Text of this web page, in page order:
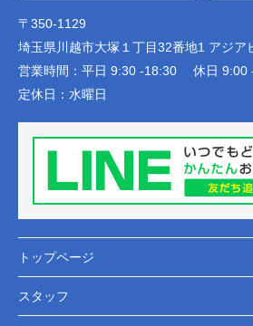
〒350-1129
埼玉県川越市大塚１丁目32番地1 アジア
営業時間： 平日 9:30 -18:30 休日 9:00
定休日： 水曜日
トップページ
スタッフ